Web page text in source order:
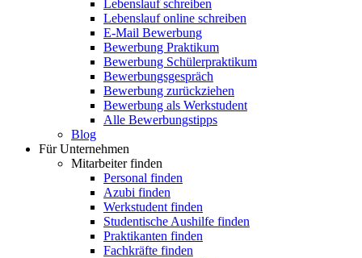
Lebenslauf schreiben
Lebenslauf online schreiben
E-Mail Bewerbung
Bewerbung Praktikum
Bewerbung Schülerpraktikum
Bewerbungsgespräch
Bewerbung zurückziehen
Bewerbung als Werkstudent
Alle Bewerbungstipps
Blog
Für Unternehmen
Mitarbeiter finden
Personal finden
Azubi finden
Werkstudent finden
Studentische Aushilfe finden
Praktikanten finden
Fachkräfte finden